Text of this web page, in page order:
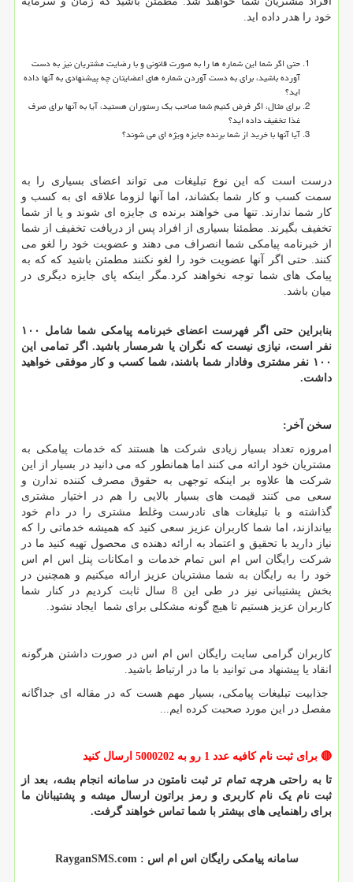
خود را هدر داده اید.
حتی اگر شما این شماره ها را به صورت قانونی و با رضایت مشتریان نیز به دست
آورده باشید، برای به دست آوردن شماره های اعضایتان چه پیشنهادی به آنها داده
اید؟
برای مثال، اگر فرض کنیم شما صاحب یک رستوران هستید، آیا به آنها برای صرف
غذا تخفیف داده اید؟
آیا آنها با خرید از شما برنده جایزه ویژه ای می شوند؟
درست است که این نوع تبلیغات می تواند اعضای بسیاری را به
سمت کسب و کار شما بکشاند، اما آنها لزوما علاقه ای به کسب و
کار شما ندارند. تنها می خواهند برنده ی جایزه ای شوند و یا از شما
تخفیف بگیرند. مطمئنا بسیاری از افراد پس از دریافت تخفیف از شما
از خبرنامه پیامکی شما انصراف می دهند و عضویت خود را لغو می
کنند. حتی اگر آنها عضویت خود را لغو نکنند مطمئن باشید که که به
پیامک های شما توجه نخواهند کرد.مگر اینکه پای جایزه دیگری در
میان باشد.
بنابراین حتی اگر فهرست اعضای خبرنامه پیامکی شما شامل
۱۰۰
نفر است، نیازی نیست که نگران یا شرمسار باشید. اگر تمامی این
۱۰۰ نفر مشتری وفادار شما باشند، شما کسب و کار موفقی خواهید
داشت.
سخن آخر:
امروزه تعداد بسیار زیادی شرکت ها هستند که خدمات پیامکی به
مشتریان خود ارائه می کنند اما همانطور که می دانید در بسیار از این
شرکت ها علاوه بر اینکه توجهی به حقوق مصرف کننده ندارن و
سعی می کنند قیمت های بسیار بالایی را هم در اختیار مشتری
گذاشته و با تبلیغات های نادرست وغلط مشتری را در دام خود
بیاندازند، اما شما کاربران عزیز سعی کنید که همیشه خدماتی را که
نیاز دارید با تحقیق و اعتماد به ارائه دهنده ی محصول تهیه کنید ما در
شرکت رایگان اس ام اس تمام خدمات و امکانات پنل اس ام اس
خود را به رایگان به شما مشتریان عزیز ارائه میکنیم و همچنین در
بخش پشتیبانی نیز در طی این 8 سال ثابت کردیم در کنار شما
کاربران عزیز هستیم تا هیچ گونه مشکلی برای شما ایجاد نشود.
کاربران گرامی سایت رایگان اس ام اس در صورت داشتن هرگونه
انقاد یا پیشنهاد می توانید با ما در ارتباط باشید.
جذابیت تبلیغات پیامکی، بسیار مهم هست که در مقاله ای جداگانه
مفصل در این مورد صحبت کرده ایم
🔴 برای ثبت نام کافیه عدد 1 رو به 5000202 ارسال کنید
تا به راحتی هرچه تمام تر ثبت نامتون در سامانه انجام بشه، بعد از
ثبت نام یک نام کاربری و رمز براتون ارسال میشه و پشتیبانان ما
برای راهنمایی های بیشتر با شما تماس خواهند گرفت.
سامانه پیامکی رایگان اس ام اس : RayganSMS.com